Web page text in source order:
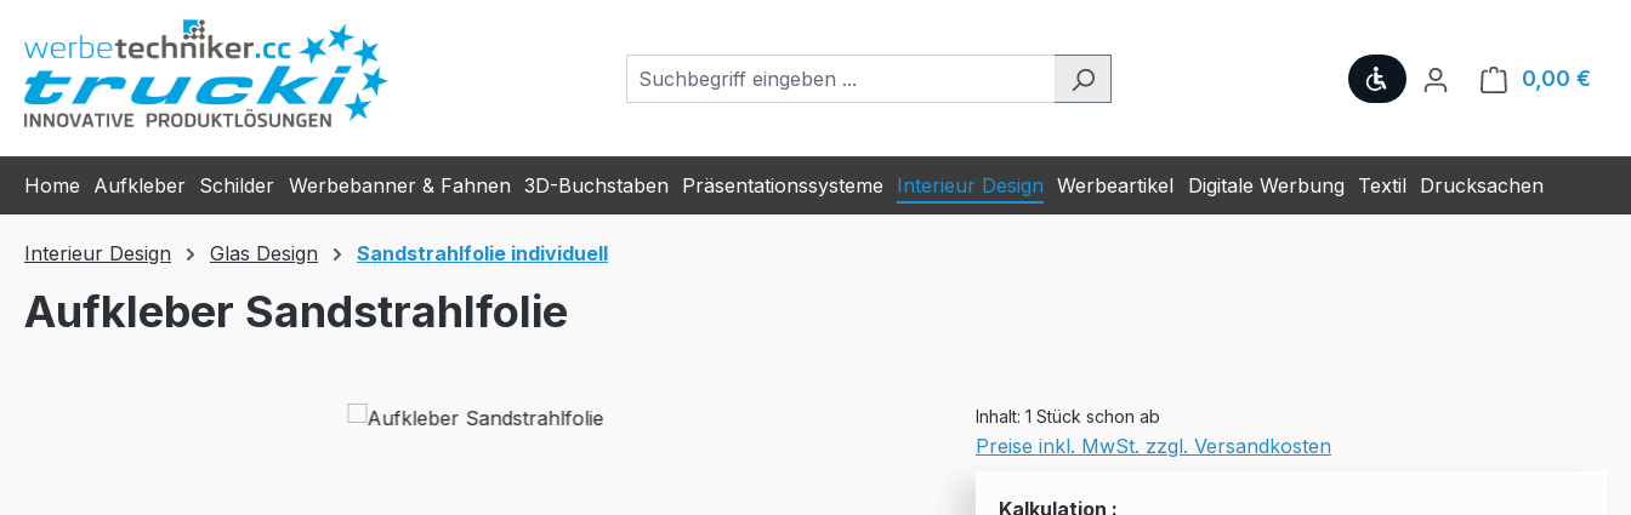
Hauptinhalt springen
Zur Suche springen
Zur Hauptnavigation springen
Werkzeugleiste anzeigen
0,00 €
Home Aufkleber Schilder Werbebanner & Fahnen 3D-Buchstaben Präsentationssysteme Interieur Design Werbeartikel Digitale Werbung Textil Drucksachen
Interieur Design Glas Design Sandstrahlfolie individuell
Aufkleber Sandstrahlfolie
Inhalt: 1 Stück schon ab
Preise inkl. MwSt. zzgl. Versandkosten
Kalkulation :